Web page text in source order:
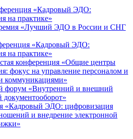
«Кадровый ЭДО:
на практике»
«Лучший ЭДО в России и СНГ
«Кадровый ЭДО:
на практике»
конференция «Общие центры
фокус на управление персоналом и
коммуникациями»
форум «Внутренний и внешний
документооборот»
«Кадровый ЭДО: цифровизация
и внедрение электронной